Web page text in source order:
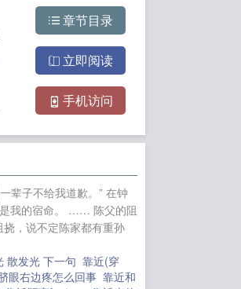
章节目录
立即阅读
手机访问
辈子不给我道歉。” 在钟
是我的宿命。 …… 陈父的阻
，说不定陈家都有重孙
散发光 下一句 靠近(穿
眼右边疼怎么回事 靠近和